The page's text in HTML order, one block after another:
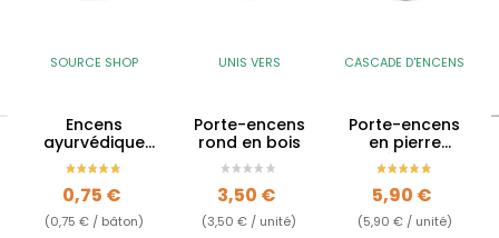
SOURCE SHOP
Encens
ayurvédique
Nag Champa
Prix
0,75 €
(0,75 € / bâton)
UNIS VERS
Porte-encens
rond en bois
Prix
3,50 €
(3,50 € / unité)
CASCADE D'ENCENS
Porte-encens
en pierre
stéatite -
Arbre de vie
Prix
5,90 €
(5,90 € / unité)